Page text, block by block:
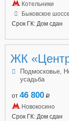
Котельники
Быковское шоссе
Срок ГК: Дом сдан
ЖК
Подмосковье,
усадьба
от 46 800 a
Новокосино
Срок ГК: Дом сдан